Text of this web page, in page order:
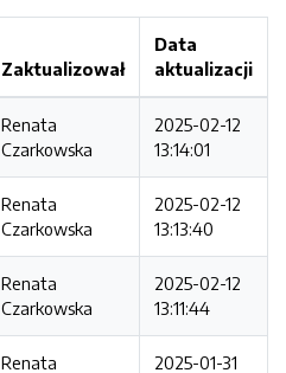
Zaktualizował
Data
aktualizacji
Renata
Czarkowska
2025-02-12
13:14:01
Renata
Czarkowska
2025-02-12
13:13:40
Renata
Czarkowska
2025-02-12
13:11:44
Renata
2025-01-31